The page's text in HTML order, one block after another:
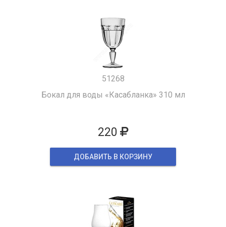
51268
Бокал для воды «Касабланка» 310 мл
220
ДОБАВИТЬ В КОРЗИНУ